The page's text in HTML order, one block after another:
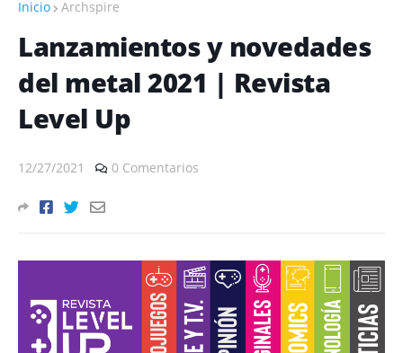
Inicio Archspire
Lanzamientos y novedades
del metal 2021 | Revista
Level Up
12/27/2021 0 Comentarios